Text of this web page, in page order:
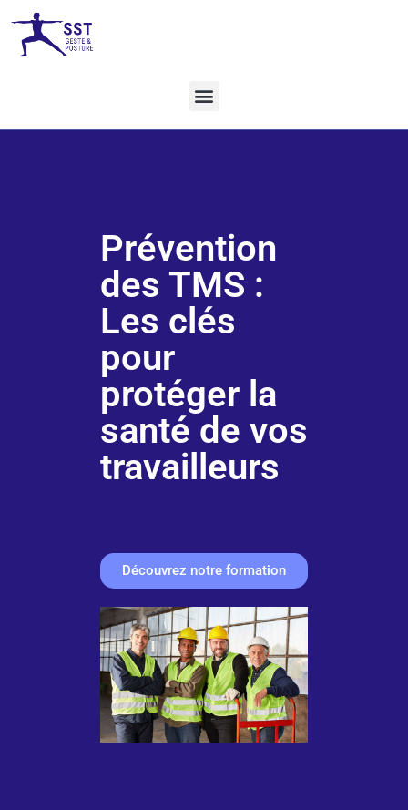
Prévention
des TMS :
Les clés
pour
protéger la
santé de vos
travailleurs
Découvrez notre formation